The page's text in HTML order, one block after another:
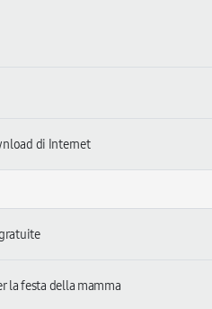
di Internet
la festa della mamma